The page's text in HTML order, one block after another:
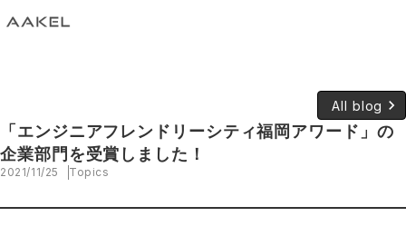
All blog keyboard_arrow_right
「エンジニアフレンドリーシティ福岡アワード」の
企業部門を受賞しました！
2021/11/25 Topics